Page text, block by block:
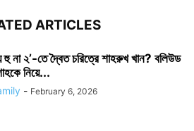
ARTICLES
হু না ২’-তে দ্বৈত চরিত্রে শাহরুখ খান? বলিউড
নিয়ে...
- February 6, 2026